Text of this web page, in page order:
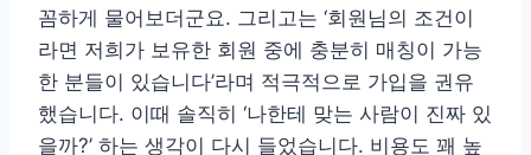
꼼하게 물어보더군요. 그리고는 ‘회원님의 조건이
라면 저희가 보유한 회원 중에 충분히 매칭이 가능
한 분들이 있습니다’라며 적극적으로 가입을 권유
했습니다. 이때 솔직히 ‘나한테 맞는 사람이 진짜 있
을까?’ 하는 생각이 다시 들었습니다. 비용도 꽤 높